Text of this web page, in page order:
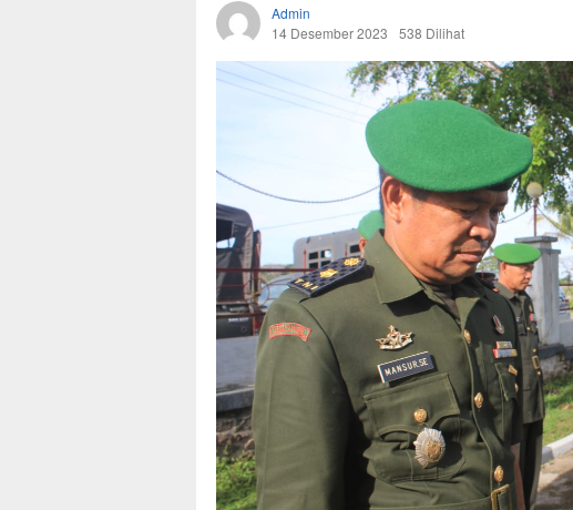
Admin
14 Desember 2023
538 Dilihat